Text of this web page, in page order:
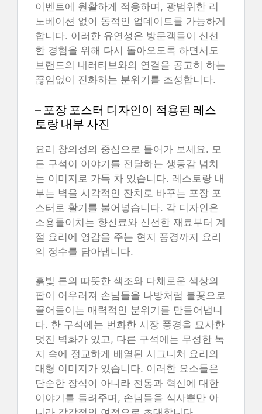
이벤트에 원활하게 적응하며, 광범위한 리
노베이션 없이 동적인 업데이트를 가능하게
합니다. 이러한 유연성은 방문객들이 신선
한 경험을 위해 다시 돌아오도록 하면서도
브랜드의 내러티브와의 연결을 공고히 하는
끊임없이 진화하는 분위기를 조성합니다.
– 포장 포스터 디자인이 적용된 레스
토랑 내부 사진
요리 창의성의 중심으로 들어가 보세요. 모
든 구석이 이야기를 전달하는 생동감 넘치
는 이미지로 가득 차 있습니다. 레스토랑 내
부는 벽을 시각적인 잔치로 바꾸는 포장 포
스터로 활기를 불어넣습니다. 각 디자인은
소용돌이치는 향신료와 신선한 재료부터 계
절 요리에 영감을 주는 현지 풍경까지 요리
의 정수를 담아냅니다.
흙빛 톤의 따뜻한 색조와 다채로운 색상의
팝이 어우러져 손님들을 나방처럼 불꽃으로
끌어들이는 매력적인 분위기를 만들어냅니
다. 한 구석에는 번화한 시장 풍경을 묘사한
멋진 벽화가 있고, 다른 구석에는 무성한 녹
지 속에 정교하게 배열된 시그니처 요리의
대형 이미지가 있습니다. 이러한 요소들은
단순한 장식이 아니라 전통과 혁신에 대한
이야기를 들려주며, 손님들을 식사뿐만 아